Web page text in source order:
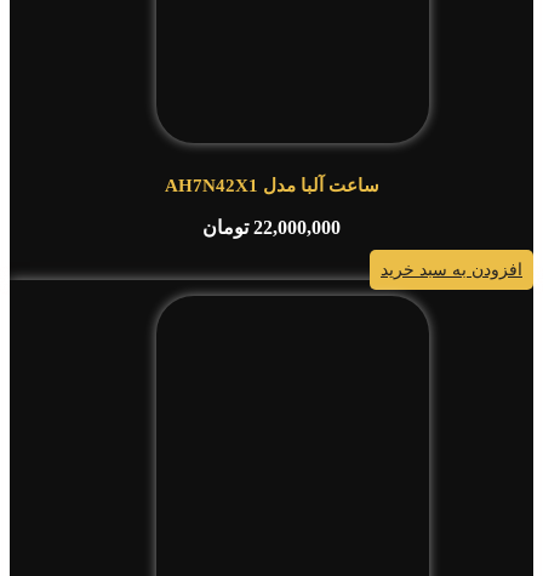
ساعت آلبا مدل AH7N42X1
22,000,000 تومان
افزودن به سبد خرید